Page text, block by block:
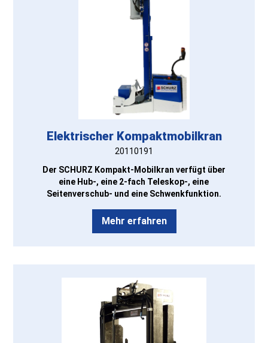
Elektrischer Kompaktmobilkran
20110191
Der SCHURZ Kompakt-Mobilkran verfügt über
eine Hub-, eine 2-fach Teleskop-, eine
Seitenverschub- und eine Schwenkfunktion.
Mehr erfahren